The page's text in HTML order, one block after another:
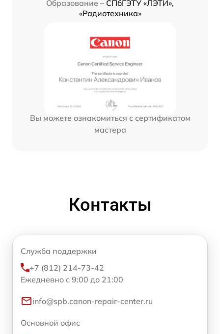
Образование – СПбГЭТУ «ЛЭТИ»,
«Радиотехника»
Вы можете ознакомиться с сертификатом
мастера
Контакты
Служба поддержки
+7 (812) 214-73-42
Ежедневно с 9:00 до 21:00
info@spb.canon-repair-center.ru
Основной офис